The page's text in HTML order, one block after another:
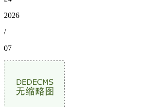
2026
/
07